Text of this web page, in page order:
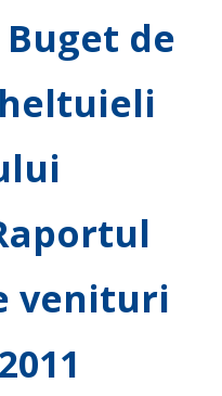
de
venituri